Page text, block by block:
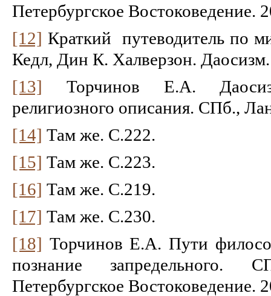
Петербургское Востоковедение.
[12] Краткий путеводитель по
Кедл, Дин К. Халверзон.
[13] Торчинов Е.А.
религиозного описания. СПб.,
[14] Там же. С.222.
[15] Там же. С.223.
[16] Там же. С.219.
[17] Там же. С.230.
[18] Торчинов Е.А. Пути
познание запредельного.
Петербургское Востоковедение.